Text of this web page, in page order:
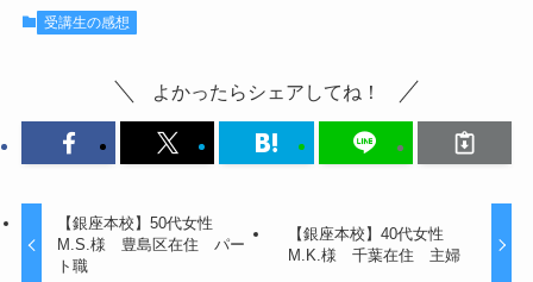
受講生の感想
よかったらシェアしてね！
【銀座本校】50代女性
M.S.様 豊島区在住 パー
ト職
【銀座本校】40代女性
M.K.様 千葉在住 主婦